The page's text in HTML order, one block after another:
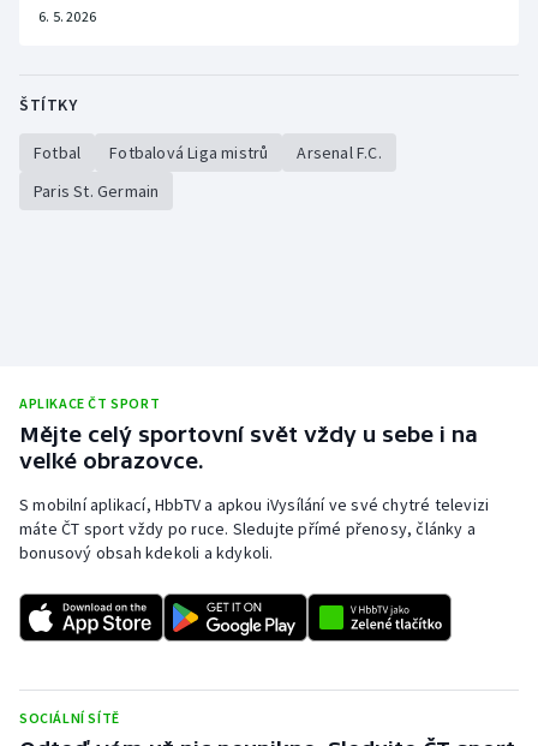
6. 5. 2026
ŠTÍTKY
Fotbal Fotbalová Liga mistrů
Arsenal F.C.
Paris St. Germain
APLIKACE ČT SPORT
Mějte celý sportovní svět vždy u sebe i na
velké obrazovce.
S mobilní aplikací, HbbTV a apkou iVysílání ve své chytré televizi
máte ČT sport vždy po ruce. Sledujte přímé přenosy, články a
bonusový obsah kdekoli a kdykoli.
SOCIÁLNÍ SÍTĚ